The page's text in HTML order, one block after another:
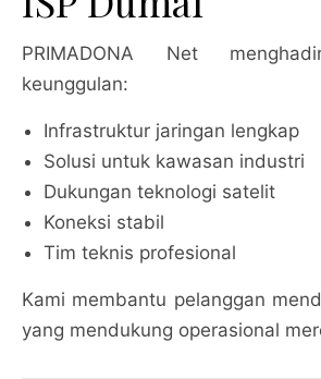
PRIMADONA Net
keunggulan:
Infrastruktur jaringan lengkap
Solusi untuk kawasan industri
Dukungan teknologi satelit
Koneksi stabil
Tim teknis profesional
Kami membantu pelanggan
yang mendukung operasional